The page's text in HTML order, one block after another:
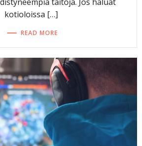
kotioloissa […]
READ MORE